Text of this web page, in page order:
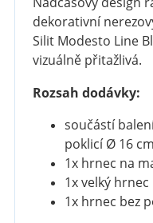
dekorativní
Silit Modesto Line
vizuálně přitažlivá.
Rozsah dodávky:
součástí
poklicí Ø 16 cm
1x hrnec na
1x velký
1x hrnec bez